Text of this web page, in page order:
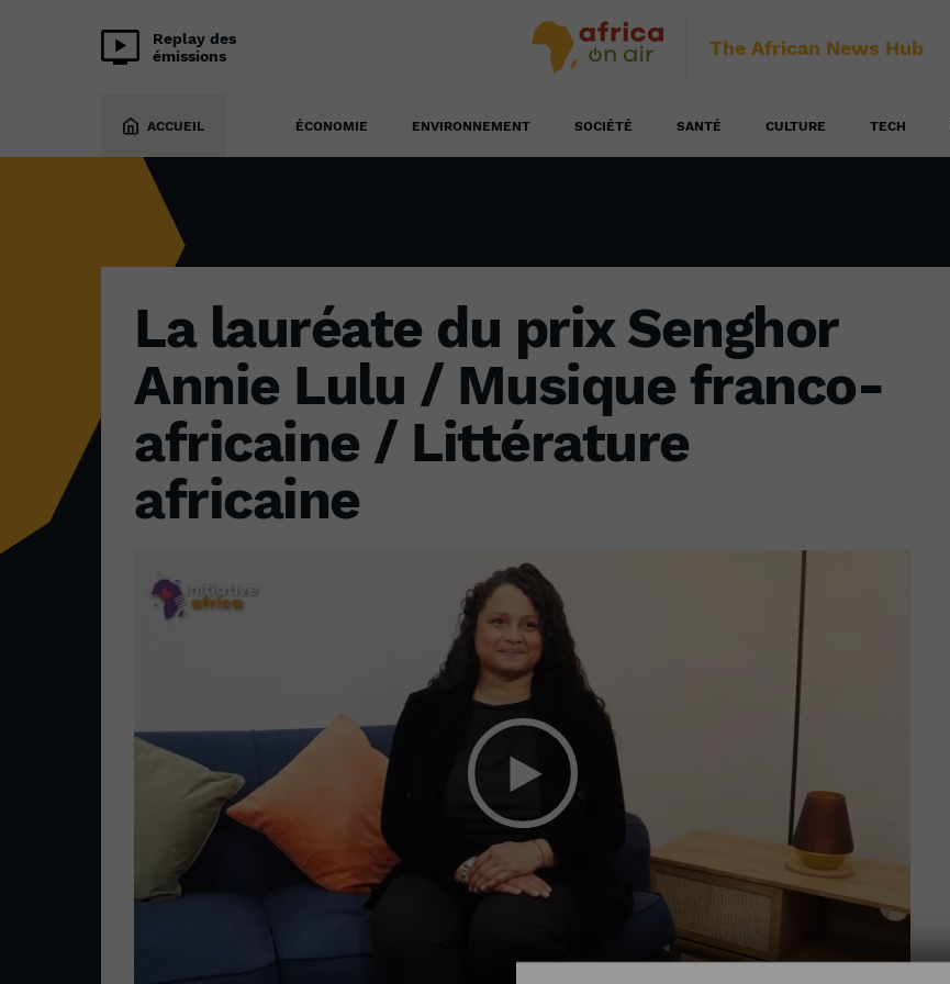
Replay des
émissions
The African News Hub
ACCUEIL ÉCONOMIE ENVIRONNEMENT SOCIÉTÉ SANTÉ CULTURE TECH
La lauréate du prix Senghor
Annie Lulu / Musique franco-
africaine / Littérature
africaine